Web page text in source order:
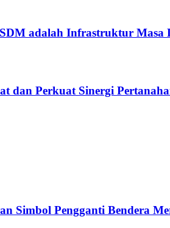
adalah Infrastruktur Masa
dan Perkuat Sinergi
Simbol Pengganti Bendera